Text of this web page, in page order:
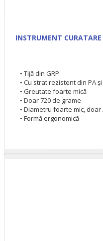
INSTRUMENT
• Tijă din GRP
• Cu strat rezistent din PA
• Greutate foarte mică
• Doar 720 de grame
• Diametru foarte mic, doar
• Formă ergonomică